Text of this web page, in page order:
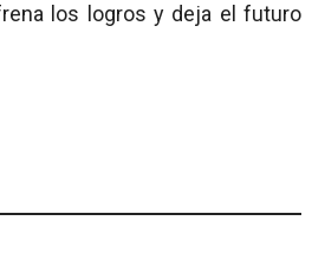
los logros y deja el futuro